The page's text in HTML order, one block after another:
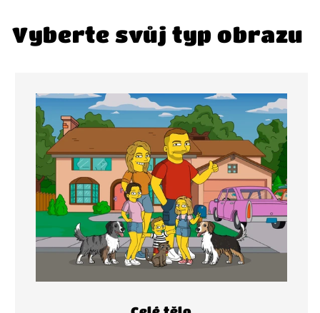
Vyberte svůj typ obrazu